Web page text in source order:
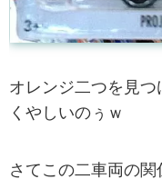
オレンジ二つを見つ
くやしいのぅｗ
さてこの二車両の